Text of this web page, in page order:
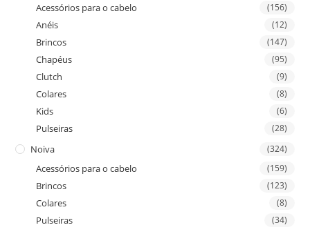
Acessórios para o cabelo (156)
Anéis (12)
Brincos (147)
Chapéus (95)
Clutch (9)
Colares (8)
Kids (6)
Pulseiras (28)
Noiva (324)
Acessórios para o cabelo (159)
Brincos (123)
Colares (8)
Pulseiras (34)